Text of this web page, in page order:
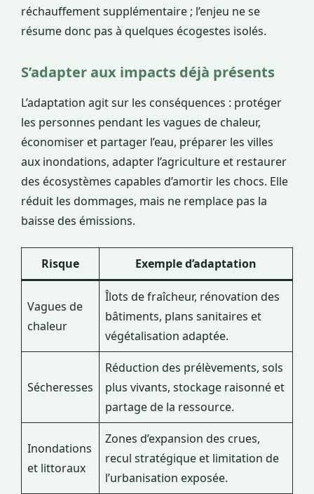
réchauffement supplémentaire ; l’enjeu ne se
résume donc pas à quelques écogestes isolés.
S’adapter aux impacts déjà présents
L’adaptation agit sur les conséquences : protéger
les personnes pendant les vagues de chaleur,
économiser et partager l’eau, préparer les villes
aux inondations, adapter l’agriculture et restaurer
des écosystèmes capables d’amortir les chocs. Elle
réduit les dommages, mais ne remplace pas la
baisse des émissions.
Risque Exemple d’adaptation
Vagues de
chaleur
Îlots de fraîcheur, rénovation des
bâtiments, plans sanitaires et
végétalisation adaptée.
Sécheresses
Réduction des prélèvements, sols
plus vivants, stockage raisonné et
partage de la ressource.
Inondations
et littoraux
Zones d’expansion des crues,
recul stratégique et limitation de
l’urbanisation exposée.